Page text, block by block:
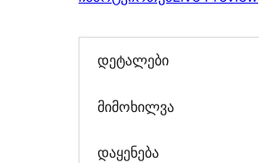
დეტალები
მიმოხილვა
დაყენება